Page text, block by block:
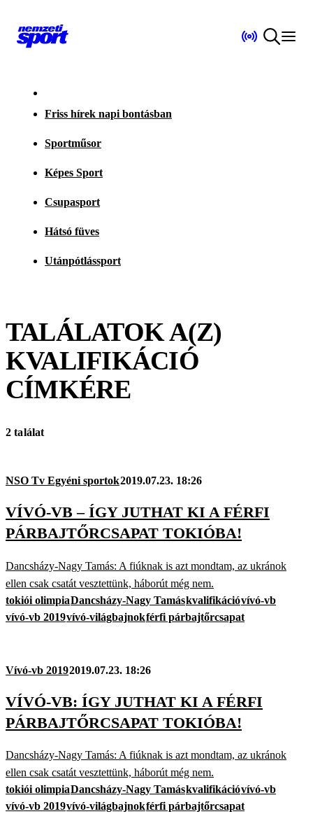
Friss hírek napi bontásban
Sportműsor
Képes Sport
Csupasport
Hátsó füves
Utánpótlássport
TALÁLATOK A(Z)
KVALIFIKÁCIÓ
CÍMKÉRE
2 találat
NSO Tv Egyéni sportok2019.07.23. 18:26
VÍVÓ-VB – ÍGY JUTHAT KI A FÉRFI
PÁRBAJTŐRCSAPAT TOKIÓBA!
Dancsházy-Nagy Tamás: A fiúknak is azt mondtam, az ukránok
ellen csak csatát vesztettünk, háborút még nem.
tokiói olimpiaDancsházy-Nagy Tamáskvalifikációvívó-vb
vívó-vb 2019vívó-világbajnokférfi párbajtőrcsapat
Vívó-vb 20192019.07.23. 18:26
VÍVÓ-VB: ÍGY JUTHAT KI A FÉRFI
PÁRBAJTŐRCSAPAT TOKIÓBA!
Dancsházy-Nagy Tamás: A fiúknak is azt mondtam, az ukránok
ellen csak csatát vesztettünk, háborút még nem.
tokiói olimpiaDancsházy-Nagy Tamáskvalifikációvívó-vb
vívó-vb 2019vívó-világbajnokférfi párbajtőrcsapat